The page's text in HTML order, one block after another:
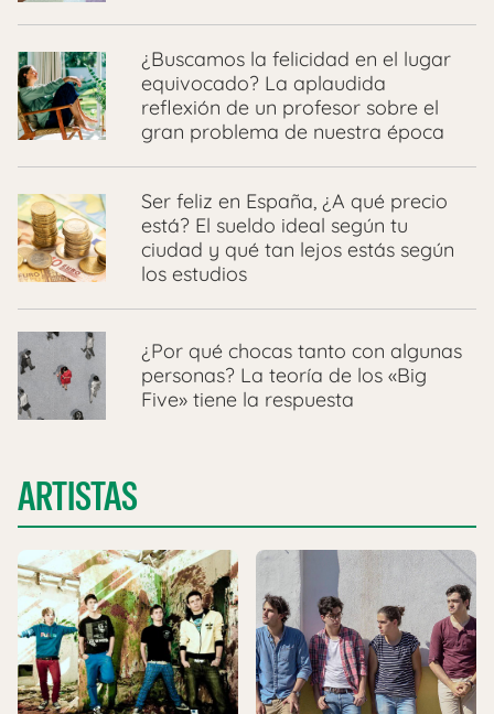
¿Buscamos la felicidad en el lugar
equivocado? La aplaudida
reflexión de un profesor sobre el
gran problema de nuestra época
Ser feliz en España, ¿A qué precio
está? El sueldo ideal según tu
ciudad y qué tan lejos estás según
los estudios
¿Por qué chocas tanto con algunas
personas? La teoría de los «Big
Five» tiene la respuesta
ARTISTAS